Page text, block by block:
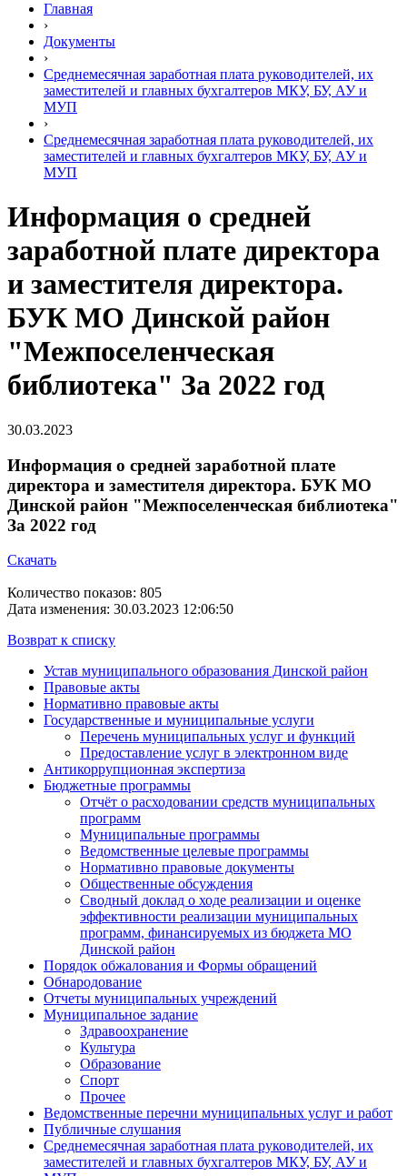
Главная
›
Документы
›
Среднемесячная заработная плата руководителей, их
заместителей и главных бухгалтеров МКУ, БУ, АУ и
МУП
›
Среднемесячная заработная плата руководителей, их
заместителей и главных бухгалтеров МКУ, БУ, АУ и
МУП
Информация о средней
заработной плате директора
и заместителя директора.
БУК МО Динской район
"Межпоселенческая
библиотека" За 2022 год
30.03.2023
Информация о средней заработной плате
директора и заместителя директора. БУК МО
Динской район "Межпоселенческая библиотека"
За 2022 год
Скачать
Количество показов: 805
Дата изменения: 30.03.2023 12:06:50
Возврат к списку
Устав муниципального образования Динской район
Правовые акты
Нормативно правовые акты
Государственные и муниципальные услуги
Перечень муниципальных услуг и функций
Предоставление услуг в электронном виде
Антикоррупционная экспертиза
Бюджетные программы
Отчёт о расходовании средств муниципальных
программ
Муниципальные программы
Ведомственные целевые программы
Нормативно правовые документы
Общественные обсуждения
Сводный доклад о ходе реализации и оценке
эффективности реализации муниципальных
программ, финансируемых из бюджета МО
Динской район
Порядок обжалования и Формы обращений
Обнародование
Отчеты муниципальных учреждений
Муниципальное задание
Здравоохранение
Культура
Образование
Спорт
Прочее
Ведомственные перечни муниципальных услуг и работ
Публичные слушания
Среднемесячная заработная плата руководителей, их
заместителей и главных бухгалтеров МКУ, БУ, АУ и